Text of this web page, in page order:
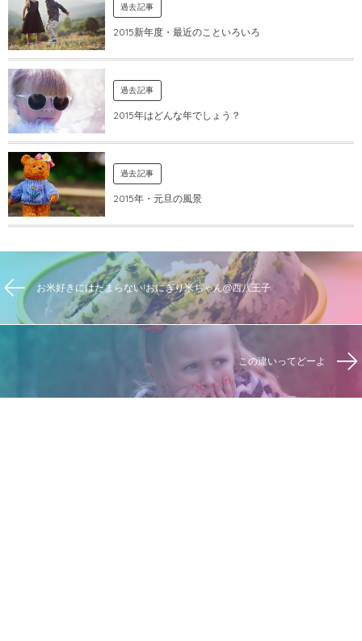
過去記事
2015新年度・最近のこといろいろ
過去記事
2015年はどんな年でしょう？
過去記事
2015年・元旦の風景
お米好きにはたまらない!おにぎり米ちゃん@西八王子
この違いってどーよ